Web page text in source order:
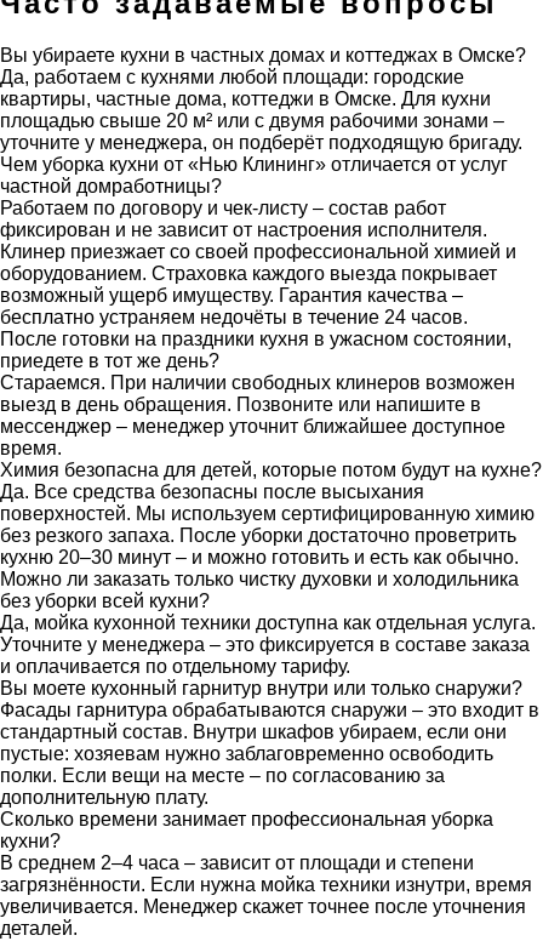
Вы убираете кухни в частных домах и коттеджах в Омске?
Да, работаем с кухнями любой площади: городские
квартиры, частные дома, коттеджи в Омске. Для кухни
площадью свыше 20 м² или с двумя рабочими зонами –
уточните у менеджера, он подберёт подходящую бригаду.
Чем уборка кухни от «Нью Клининг» отличается от услуг
частной домработницы?
Работаем по договору и чек-листу – состав работ
фиксирован и не зависит от настроения исполнителя.
Клинер приезжает со своей профессиональной химией и
оборудованием. Страховка каждого выезда покрывает
возможный ущерб имуществу. Гарантия качества –
бесплатно устраняем недочёты в течение 24 часов.
После готовки на праздники кухня в ужасном состоянии,
приедете в тот же день?
Стараемся. При наличии свободных клинеров возможен
выезд в день обращения. Позвоните или напишите в
мессенджер – менеджер уточнит ближайшее доступное
время.
Химия безопасна для детей, которые потом будут на кухне?
Да. Все средства безопасны после высыхания
поверхностей. Мы используем сертифицированную химию
без резкого запаха. После уборки достаточно проветрить
кухню 20–30 минут – и можно готовить и есть как обычно.
Можно ли заказать только чистку духовки и холодильника
без уборки всей кухни?
Да, мойка кухонной техники доступна как отдельная услуга.
Уточните у менеджера – это фиксируется в составе заказа
и оплачивается по отдельному тарифу.
Вы моете кухонный гарнитур внутри или только снаружи?
Фасады гарнитура обрабатываются снаружи – это входит в
стандартный состав. Внутри шкафов убираем, если они
пустые: хозяевам нужно заблаговременно освободить
полки. Если вещи на месте – по согласованию за
дополнительную плату.
Сколько времени занимает профессиональная уборка
кухни?
В среднем 2–4 часа – зависит от площади и степени
загрязнённости. Если нужна мойка техники изнутри, время
увеличивается. Менеджер скажет точнее после уточнения
деталей.